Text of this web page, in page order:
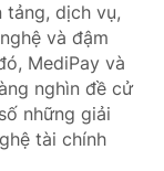
tảng, dịch vụ,
và đậm
MediPay và
nghìn đề cử
những giải
tài chính